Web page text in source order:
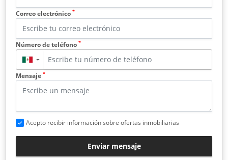
Correo electrónico *
Número de teléfono *
▼
Mensaje *
Acepto recibir información sobre ofertas inmobiliarias
Enviar mensaje